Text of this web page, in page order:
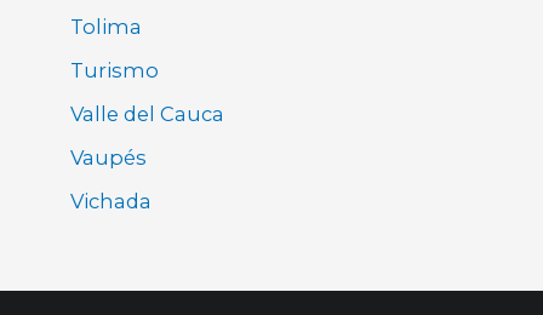
Tolima
Turismo
Valle del Cauca
Vaupés
Vichada